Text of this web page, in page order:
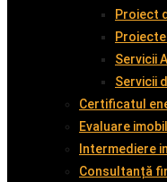
Proiect
Servicii
Servicii
Certificatul
Evaluare
Intermediere
Consultanță